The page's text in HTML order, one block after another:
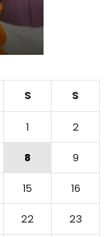
S S
1
2
8
9
15
16
22
23